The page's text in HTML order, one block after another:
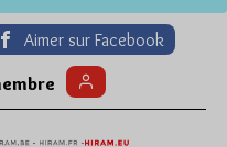
Aimer sur Facebook